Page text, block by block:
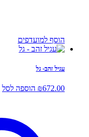
הוסף למועדפים
עגיל זהב- גל
₪672.00 הוספה לסל